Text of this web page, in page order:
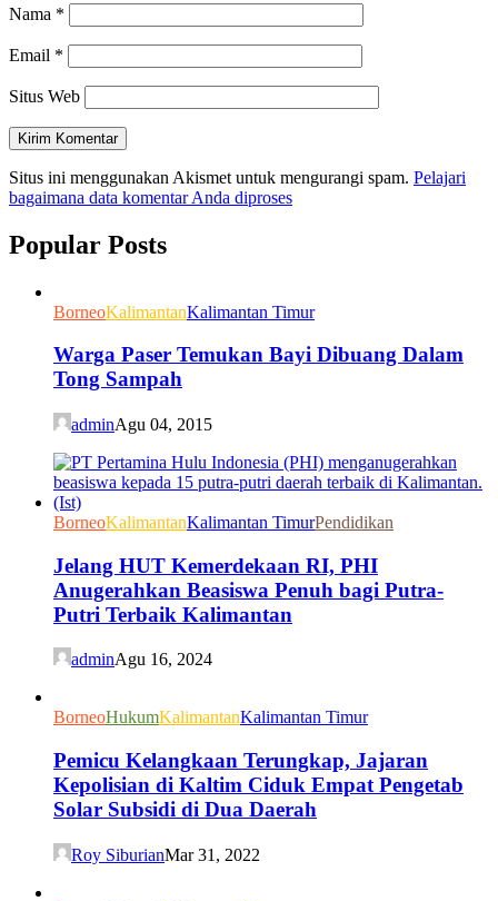
Nama *
Email *
Situs Web
Situs ini menggunakan Akismet untuk mengurangi spam. Pelajari
bagaimana data komentar Anda diproses
Popular Posts
BorneoKalimantanKalimantan Timur
Warga Paser Temukan Bayi Dibuang Dalam
Tong Sampah
adminAgu 04, 2015
BorneoKalimantanKalimantan TimurPendidikan
Jelang HUT Kemerdekaan RI, PHI
Anugerahkan Beasiswa Penuh bagi Putra-
Putri Terbaik Kalimantan
adminAgu 16, 2024
BorneoHukumKalimantanKalimantan Timur
Pemicu Kelangkaan Terungkap, Jajaran
Kepolisian di Kaltim Ciduk Empat Pengetab
Solar Subsidi di Dua Daerah
Roy SiburianMar 31, 2022